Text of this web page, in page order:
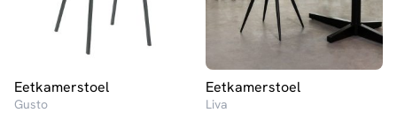
Eetkamerstoel
Gusto
Eetkamerstoel
Liva